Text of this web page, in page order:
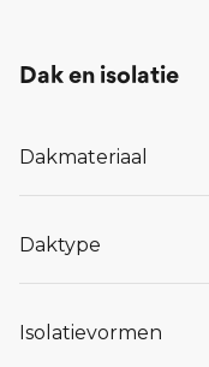
Dak en isolatie
Dakmateriaal
Daktype
Isolatievormen